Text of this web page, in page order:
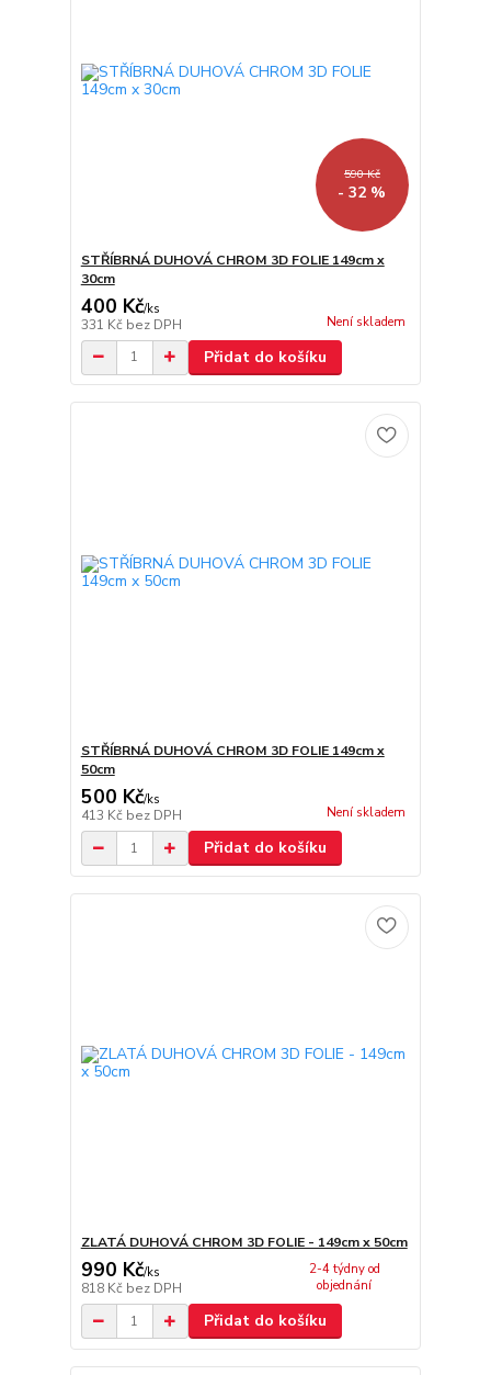
590 Kč
- 32 %
STŘÍBRNÁ DUHOVÁ CHROM 3D FOLIE 149cm x
30cm
400 Kč/ks
331 Kč bez DPH Není skladem
Přidat do košíku
STŘÍBRNÁ DUHOVÁ CHROM 3D FOLIE 149cm x
50cm
500 Kč/ks
413 Kč bez DPH Není skladem
Přidat do košíku
ZLATÁ DUHOVÁ CHROM 3D FOLIE - 149cm x 50cm
990 Kč/ks
818 Kč bez DPH
2-4 týdny od
objednání
Přidat do košíku